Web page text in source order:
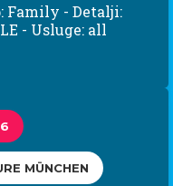
Family - Detalji:
- Usluge: all
MÜNCHEN